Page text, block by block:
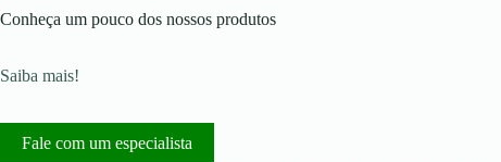
Conheça um pouco dos nossos produtos
Saiba mais!
Fale com um especialista